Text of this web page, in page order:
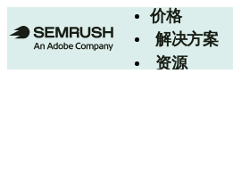
价格
解决方案
资源